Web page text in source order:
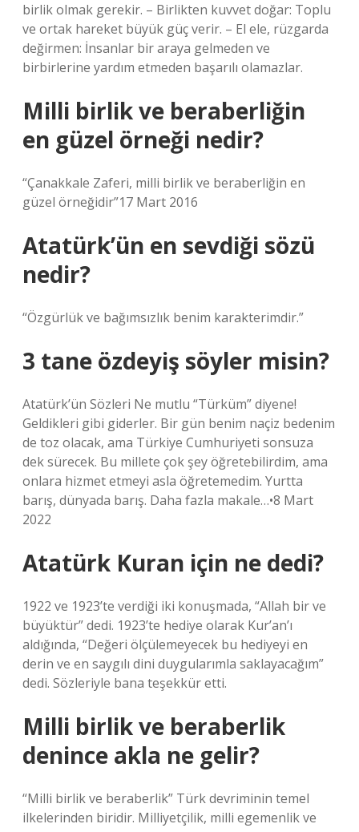
birlik olmak gerekir. – Birlikten kuvvet doğar: Toplu
ve ortak hareket büyük güç verir. – El ele, rüzgarda
değirmen: İnsanlar bir araya gelmeden ve
birbirlerine yardım etmeden başarılı olamazlar.
Milli birlik ve beraberliğin
en güzel örneği nedir?
“Çanakkale Zaferi, milli birlik ve beraberliğin en
güzel örneğidir”17 Mart 2016
Atatürk’ün en sevdiği sözü
nedir?
“Özgürlük ve bağımsızlık benim karakterimdir.”
3 tane özdeyiş söyler misin?
Atatürk’ün Sözleri Ne mutlu “Türküm” diyene!
Geldikleri gibi giderler. Bir gün benim naçiz bedenim
de toz olacak, ama Türkiye Cumhuriyeti sonsuza
dek sürecek. Bu millete çok şey öğretebilirdim, ama
onlara hizmet etmeyi asla öğretemedim. Yurtta
barış, dünyada barış. Daha fazla makale…•8 Mart
2022
Atatürk Kuran için ne dedi?
1922 ve 1923’te verdiği iki konuşmada, “Allah bir ve
büyüktür” dedi. 1923’te hediye olarak Kur’an’ı
aldığında, “Değeri ölçülemeyecek bu hediyeyi en
derin ve en saygılı dini duygularımla saklayacağım”
dedi. Sözleriyle bana teşekkür etti.
Milli birlik ve beraberlik
denince akla ne gelir?
“Milli birlik ve beraberlik” Türk devriminin temel
ilkelerinden biridir. Milliyetçilik, milli egemenlik ve